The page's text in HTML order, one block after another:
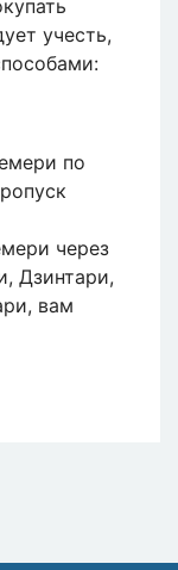
учесть,
по
через
Дзинтари,
вам